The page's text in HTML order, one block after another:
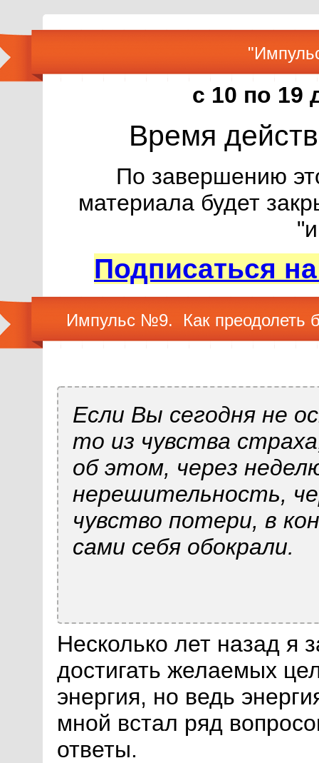
с 10 по 19
Время
По завершению
материала будет
Подписаться
Импульс №9. Как преодолеть
Если Вы сегодня не
то из чувства
об этом, через
нерешительность,
чувство потери, в
сами себя обокрали.
Несколько лет назад я
достигать желаемых
энергия, но ведь
мной встал ряд
ответы.